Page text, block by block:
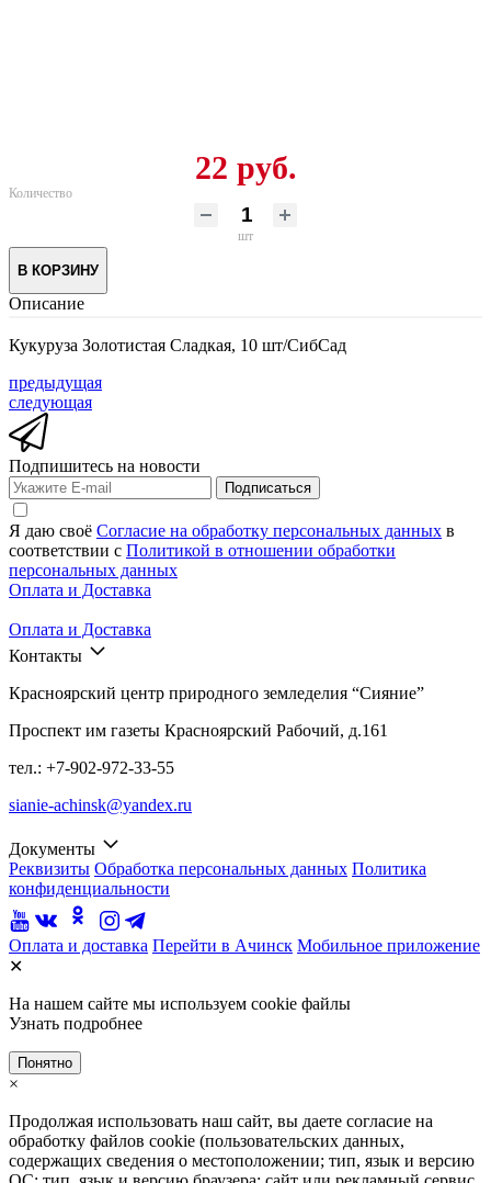
22 руб.
Количество
шт
В КОРЗИНУ
Описание
Кукуруза Золотистая Сладкая, 10 шт/СибСад
предыдущая
следующая
Подпишитесь на новости
Подписаться
Я даю своё Согласие на обработку персональных данных в
соответствии с Политикой в отношении обработки
персональных данных
Оплата и Доставка
Оплата и Доставка
Контакты
Красноярский центр природного земледелия “Сияние”
Проспект им газеты Красноярский Рабочий, д.161
тел.: +7-902-972-33-55
sianie-achinsk@yandex.ru
Документы
Реквизиты Обработка персональных данных Политика
конфиденциальности
Оплата и доставка Перейти в Ачинск Мобильное приложение
✕
На нашем сайте мы используем cookie файлы
Узнать подробнее
Понятно
×
Продолжая использовать наш сайт, вы даете согласие на
обработку файлов cookie (пользовательских данных,
содержащих сведения о местоположении; тип, язык и версию